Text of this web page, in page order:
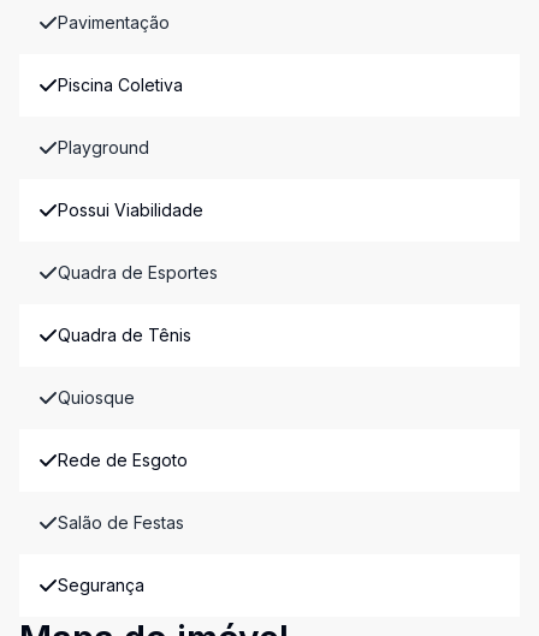
Pavimentação
Piscina Coletiva
Playground
Possui Viabilidade
Quadra de Esportes
Quadra de Tênis
Quiosque
Rede de Esgoto
Salão de Festas
Segurança